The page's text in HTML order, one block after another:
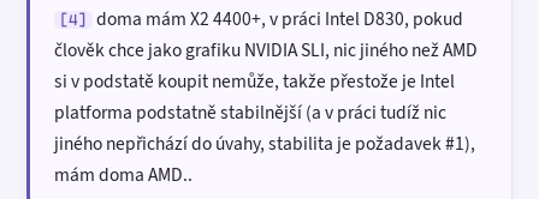
[4]
doma mám X2 4400+, v práci Intel D830, pokud
člověk chce jako grafiku NVIDIA SLI, nic jiného než AMD
si v podstatě koupit nemůže, takže přestože je Intel
platforma podstatně stabilnější (a v práci tudíž nic
jiného nepřichází do úvahy, stabilita je požadavek #1),
mám doma AMD..